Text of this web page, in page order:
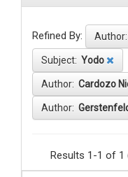
Refined By: Author:
Subject: Yodo
Author: Cardozo
Author:
Results 1-1 of 1